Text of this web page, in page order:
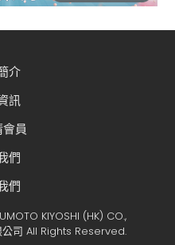
介
訊
員
們
們
KIYOSHI (HK) CO.,
公司 All Rights Reserved.